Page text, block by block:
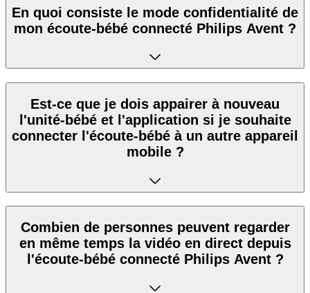
En quoi consiste le mode confidentialité de
mon écoute-bébé connecté Philips Avent ?
Est-ce que je dois appairer à nouveau
l'unité-bébé et l'application si je souhaite
connecter l'écoute-bébé à un autre appareil
mobile ?
Combien de personnes peuvent regarder
en même temps la vidéo en direct depuis
l'écoute-bébé connecté Philips Avent ?